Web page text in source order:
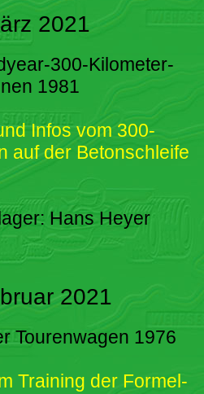
2021
300-Kilometer-
1981
Infos vom 300-
auf der Betonschleife
Hans Heyer
2021
Tourenwagen 1976
Training der Formel-